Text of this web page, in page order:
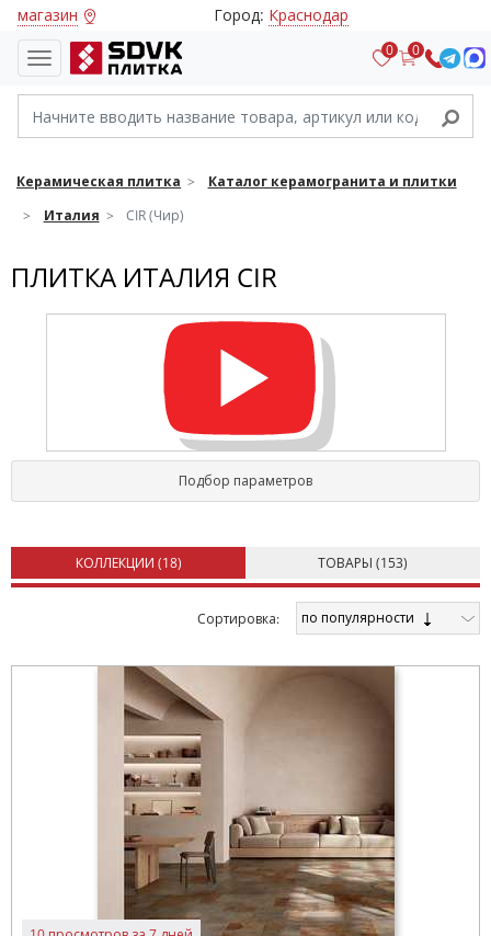
магазин Город: Краснодар
0 0
Керамическая плитка
Каталог керамогранита и плитки
Италия
CIR (Чир)
ПЛИТКА ИТАЛИЯ CIR
Подбор параметров
КОЛЛЕКЦИИ (18) ТОВАРЫ (153)
Cортировка: по популярности